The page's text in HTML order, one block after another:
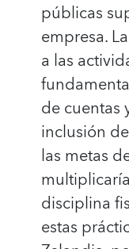
públicas
empresa.
a las
de cuentas
inclusión
las metas
disciplina
estas